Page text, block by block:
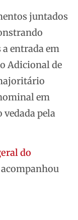
juntados
entrada em
Adicional de
em
pela
do
acompanhou